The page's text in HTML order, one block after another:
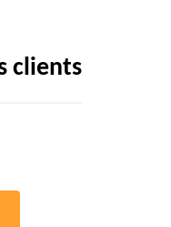
clients